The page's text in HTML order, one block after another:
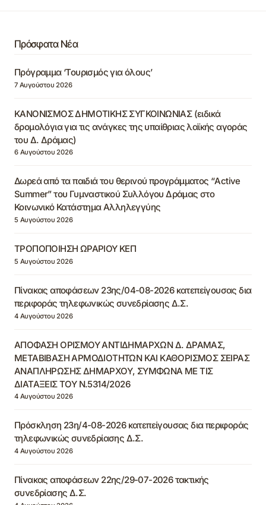
Πρόσφατα Νέα
Πρόγραμμα ‘Τουρισμός για όλους’
7 Αυγούστου 2026
ΚΑΝΟΝΙΣΜΟΣ ΔΗΜΟΤΙΚΗΣ ΣΥΓΚΟΙΝΩΝΙΑΣ (ειδικά
δρομολόγια για τις ανάγκες της υπαίθριας λαϊκής αγοράς
του Δ. Δράμας)
6 Αυγούστου 2026
Δωρεά από τα παιδιά του θερινού προγράμματος “Active
Summer” του Γυμναστικού Συλλόγου Δράμας στο
Κοινωνικό Κατάστημα Αλληλεγγύης
5 Αυγούστου 2026
ΤΡΟΠΟΠΟΙΗΣΗ ΩΡΑΡΙΟΥ ΚΕΠ
5 Αυγούστου 2026
Πίνακας αποφάσεων 23ης/04-08-2026 κατεπείγουσας δια
περιφοράς τηλεφωνικώς συνεδρίασης Δ.Σ.
4 Αυγούστου 2026
ΑΠΟΦΑΣΗ ΟΡΙΣΜΟΥ ΑΝΤΙΔΗΜΑΡΧΩΝ Δ. ΔΡΑΜΑΣ,
ΜΕΤΑΒΙΒΑΣΗ ΑΡΜΟΔΙΟΤΗΤΩΝ ΚΑΙ ΚΑΘΟΡΙΣΜΟΣ ΣΕΙΡΑΣ
ΑΝΑΠΛΗΡΩΣΗΣ ΔΗΜΑΡΧΟΥ, ΣΥΜΦΩΝΑ ΜΕ ΤΙΣ
ΔΙΑΤΑΞΕΙΣ ΤΟΥ Ν.5314/2026
4 Αυγούστου 2026
Πρόσκληση 23η/4-08-2026 κατεπείγουσας δια περιφοράς
τηλεφωνικώς συνεδρίασης Δ.Σ.
4 Αυγούστου 2026
Πίνακας αποφάσεων 22ης/29-07-2026 τακτικής
συνεδρίασης Δ.Σ.